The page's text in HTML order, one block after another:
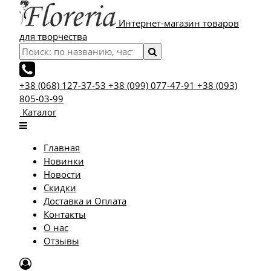
Интернет-магазин товаров
для творчества
+38 (068) 127-37-53 +38 (099) 077-47-91 +38 (093)
805-03-99
Каталог
Главная
Новинки
Новости
Скидки
Доставка и Оплата
Контакты
О нас
Отзывы